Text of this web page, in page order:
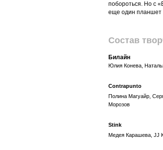
побороться. Но с
еще один планшет
Состав
Билайн
Юлия Конева,
Contrapunto
Полина Магуайр,
Морозов
Stink
Медея Карашева, JJ